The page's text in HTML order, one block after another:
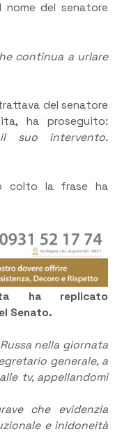
nome del senatore
continua a urlare
del senatore
ha proseguito:
il suo intervento.
colto la frase ha
ha replicato
Senato.
nella giornata
generale, a
tv, appellandomi
che evidenzia
e inidoneità